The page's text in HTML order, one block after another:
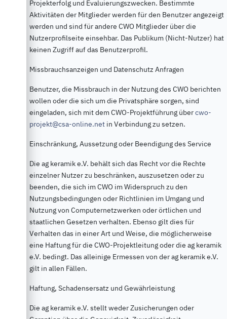
Projekterfolg und Evaluierungszwecken. Bestimmte
Aktivitäten der Mitglieder werden für den Benutzer angezeigt
werden und sind für andere CWO Mitglieder über die
Nutzerprofilseite einsehbar. Das Publikum (Nicht-Nutzer) hat
keinen Zugriff auf das Benutzerprofil.
Missbrauchsanzeigen und Datenschutz Anfragen
Benutzer, die Missbrauch in der Nutzung des CWO berichten
wollen oder die sich um die Privatsphäre sorgen, sind
eingeladen, sich mit dem CWO-Projektführung übercwo-
projekt@csa-online.net in Verbindung zu setzen.
Einschränkung, Aussetzung oder Beendigung des Service
Die ag keramik e.V. behält sich das Recht vor die Rechte
einzelner Nutzer zu beschränken, auszusetzen oder zu
beenden, die sich im CWO im Widerspruch zu den
Nutzungsbedingungen oder Richtlinien im Umgang und
Nutzung von Computernetzwerken oder örtlichen und
staatlichen Gesetzen verhalten. Ebenso gilt dies für
Verhalten das in einer Art und Weise, die möglicherweise
eine Haftung für die CWO-Projektleitung oder die ag keramik
e.V. bedingt. Das alleinige Ermessen von der ag keramik e.V.
gilt in allen Fällen.
Haftung, Schadensersatz und Gewährleistung
Die ag keramik e.V. stellt weder Zusicherungen oder